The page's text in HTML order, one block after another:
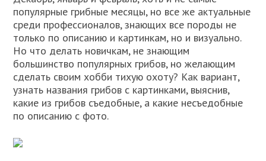
популярные грибные месяцы, но все же актуальные
среди профессионалов, знающих все породы не
только по описанию и картинкам, но и визуально.
Но что делать новичкам, не знающим
большинство популярных грибов, но желающим
сделать своим хобби тихую охоту? Как вариант,
узнать названия грибов с картинками, выяснив,
какие из грибов съедобные, а какие несъедобные
по описанию с фото.